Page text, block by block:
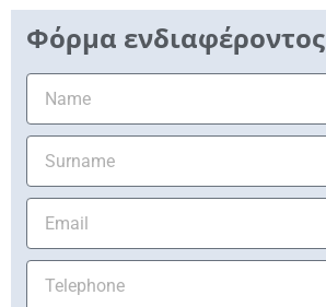
Φόρμα ενδιαφέροντος